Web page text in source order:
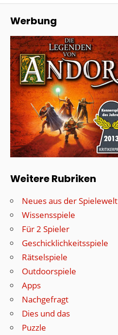
Werbung
Weitere Rubriken
Neues aus der Spielewelt
Wissensspiele
Für 2 Spieler
Geschicklichkeitsspiele
Rätselspiele
Outdoorspiele
Apps
Nachgefragt
Dies und das
Puzzle